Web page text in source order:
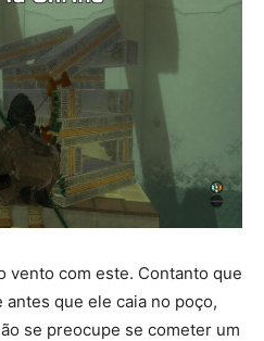
vento com este. Contanto que
que ele caia no poço,
se preocupe se cometer um